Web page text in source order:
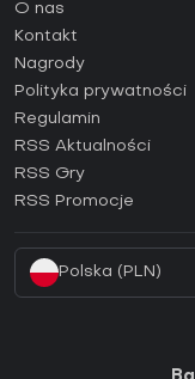
Poradniki
Jak aktywować klucz
Jak aktywować klucz
Jak aktywować klucz
Jak aktywować klucz
Jak aktywować klucz
O nas
Kontakt
Nagrody
Polityka prywatności
Regulamin
RSS Aktualności
RSS Gry
RSS Promocje
Polska (PLN)